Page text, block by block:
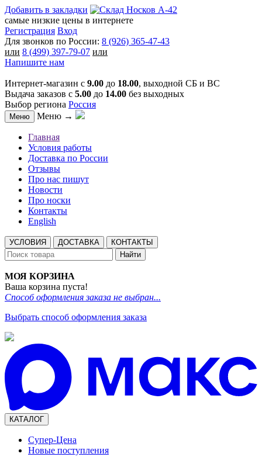
Добавить в закладки
самые низкие цены в интернете
Регистрация Вход
Для звонков по России: 8 (926) 365-47-43
или 8 (499) 397-79-07 или
Напишите нам
Интернет-магазин с 9.00 до 18.00, выходной СБ и ВС
Выдача заказов с 5.00 до 14.00 без выходных
Выбор региона Россия
Меню Меню →
Главная
Условия работы
Доставка по России
Отзывы
Про нас пишут
Новости
Про носки
Контакты
English
УСЛОВИЯ ДОСТАВКА
КОНТАКТЫ
Найти
МОЯ КОРЗИНА
Ваша корзина пуста!
Способ оформления заказа не выбран...
Выбрать способ оформления заказа
КАТАЛОГ
Супер-Цена
Новые поступления